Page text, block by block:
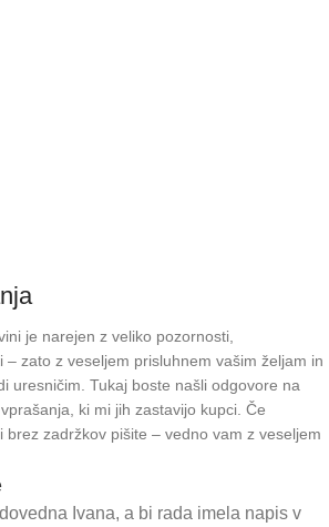
je narejen z veliko pozornosti,
– zato z veseljem prisluhnem vašim željam in
uresničim. Tukaj boste našli odgovore na
ki mi jih zastavijo kupci. Če
zadržkov pišite – vedno vam z veseljem
Ivana, a bi rada imela napis v